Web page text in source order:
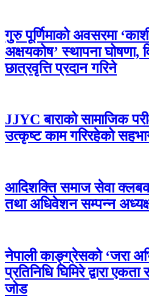
गुरु पूर्णिमाको अवसरमा
अक्षयकोष’ स्थापना घोषणा,
छात्रवृत्ति प्रदान गरिने
JJYC बाराको सामाजिक
उत्कृष्ट काम गरिरहेको
आदिशक्ति समाज सेवा
तथा अधिवेशन सम्पन्न
नेपाली काङ्ग्रेसको ‘जरा
प्रतिनिधि घिमिरे द्वारा
जोड